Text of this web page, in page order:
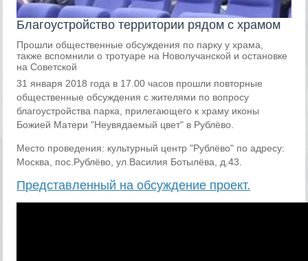
Благоустройство территории рядом с храмом
Прошли общественные обсуждения по парку у храма,
также вспомнили о тротуаре на Новолучанской и остановке
на Советской
31 января 2018 года в 17.00 часов прошли повторные
общественные обсуждения с жителями по вопросу
благоустройства парка, прилегающего к храму иконы
Божией Матери "Неувядаемый цвет" в Рублёво.
Место проведения: культурный центр "Рублёво" по адресу:
Москва, пос.Рублёво, ул.Василия Ботылёва, д.43.
Представленный на обсуждение проект.